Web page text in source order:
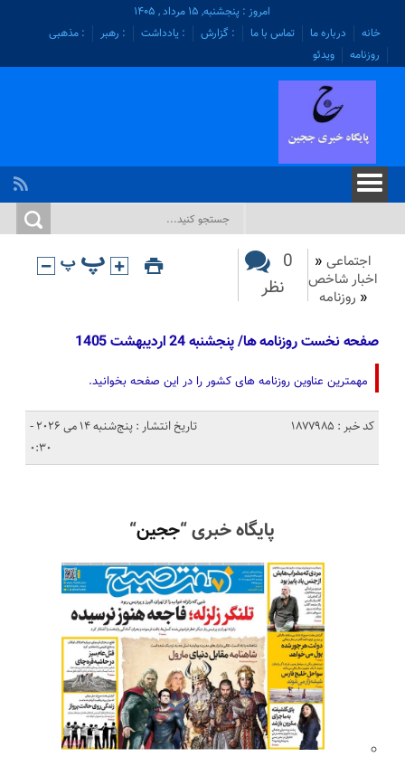
امروز : پنجشنبه, ۱۵ مرداد , ۱۴۰۵
خانه
درباره ما تماس با ما : گزارش : یادداشت : رهبر
: مذهبی
روزنامه
ویدئو
اجتماعی «
اخبار شاخص
« روزنامه
0
نظر
صفحه نخست روزنامه ها/ پنجشنبه 24 اردیبهشت 1405
مهمترین عناوین روزنامه های کشور را در این صفحه بخوانید.
کد خبر : 1877985
تاریخ انتشار : پنج‌شنبه 14 می 2026 -
0:30
پایگاه خبری “ججین“